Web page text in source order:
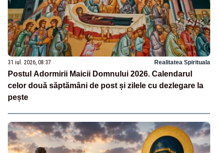
31 iul. 2026, 08:37 Realitatea Spirituala
Postul Adormirii Maicii Domnului 2026. Calendarul
celor două săptămâni de post și zilele cu dezlegare la
pește